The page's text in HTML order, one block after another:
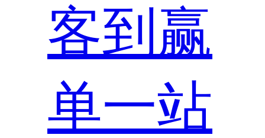
客到赢
单一站